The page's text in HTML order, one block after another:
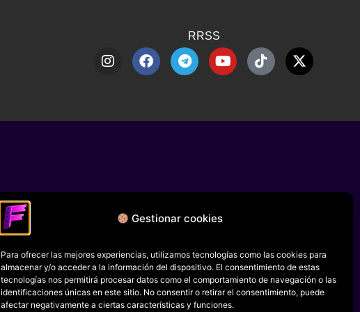
Gestionar cookies
Para ofrecer las mejores experiencias, utilizamos tecnologías como las cookies para
almacenar y/o acceder a la información del dispositivo. El consentimiento de estas
tecnologías nos permitirá procesar datos como el comportamiento de navegación o las
identificaciones únicas en este sitio. No consentir o retirar el consentimiento, puede
afectar negativamente a ciertas características y funciones.
RRSS